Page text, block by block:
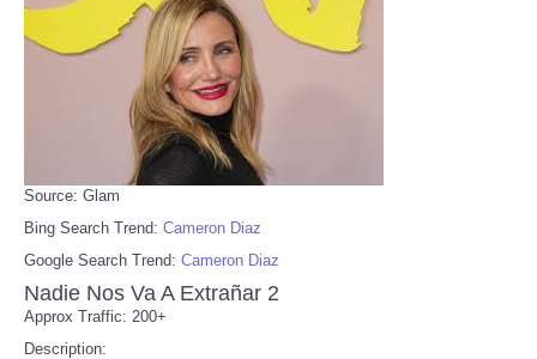
Source: Glam
Bing Search Trend: Cameron Diaz
Google Search Trend: Cameron Diaz
Nadie Nos Va A Extrañar 2
Approx Traffic: 200+
Description: